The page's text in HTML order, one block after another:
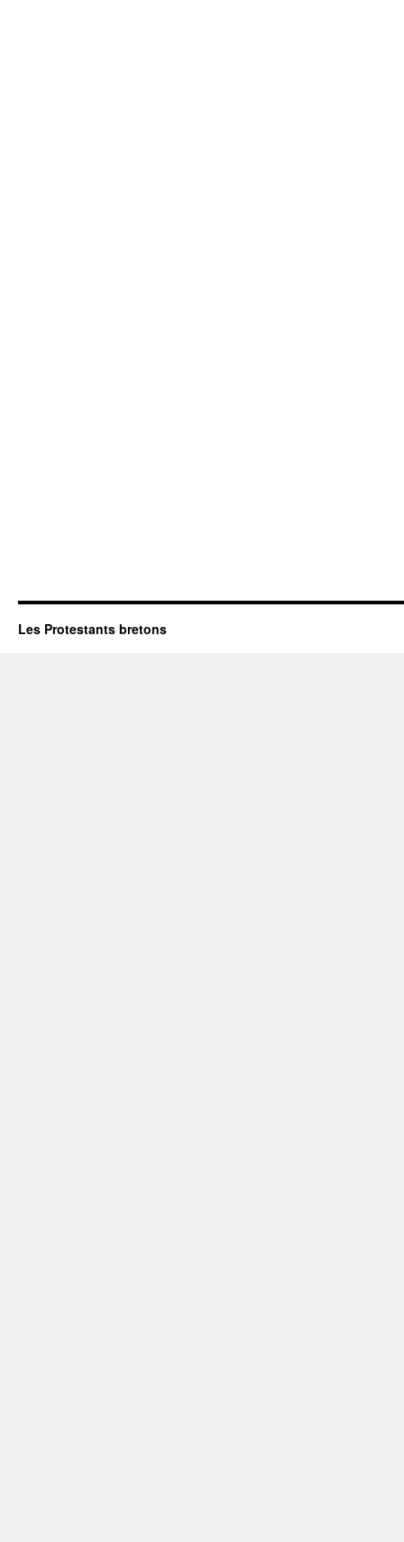
Les Protestants bretons